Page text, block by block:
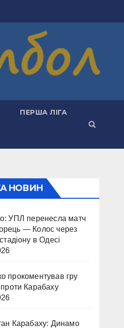
ПЕРША ЛІГА
НОВИН
УПЛ перенесла матч
— Колос через
в Одесі
прокоментував гру
Карабаху
Карабаху: Динамо